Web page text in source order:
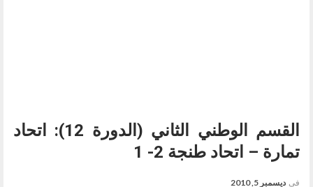
القسم الوطني الثاني (الدورة 12): اتحاد
تمارة – اتحاد طنجة 2- 1
في ديسمبر 5, 2010